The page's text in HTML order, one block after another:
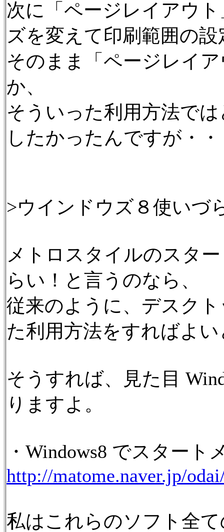
次に「ページレイアウ
ズを変えて印刷範囲の
そのまま「ページレイ
か、
そういった利用方法で
したかったんですが・
>ウインドウズ８使いづ
メトロスタイルのスタ
らい！と言うのなら、
従来のように、デスク
た利用方法をすればよ
そうすれば、見た目
りますよ。
・Windows8 でスター
http://matome.naver.jp/
私はこれらのソフト全